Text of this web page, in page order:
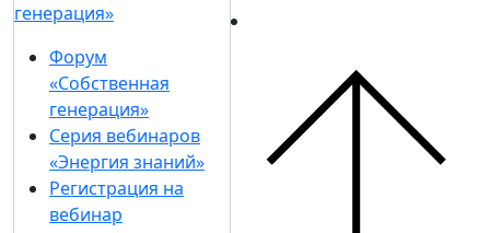
генерация»
Форум
«Собственная
генерация»
Серия вебинаров
«Энергия знаний»
Регистрация на
вебинар